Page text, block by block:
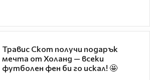
Травис Скот получи подарък
мечта от Холанд — всеки
футболен фен би го искал! 🤩